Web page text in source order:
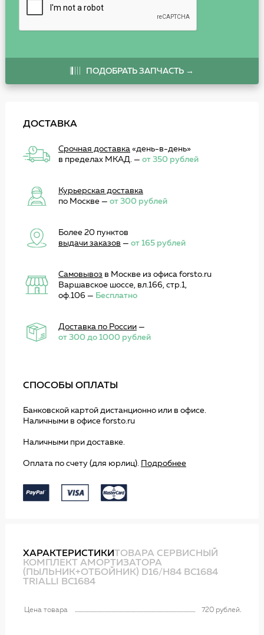
ПОДОБРАТЬ ЗАПЧАСТЬ →
ДОСТАВКА
Срочная доставка«день-в-день»
в пределах МКАД. — от 350 рублей
Курьерская доставка
по Москве — от 300 рублей
Более 20 пунктов
выдачи заказов — от 165 рублей
Самовывоз в Москве из офиса forsto.ru
Варшавское шоссе, вл.166, стр.1,
оф.106 — Бесплатно
Доставка по России—
от 300 до 1000 рублей
СПОСОБЫ ОПЛАТЫ
Банковской картой дистанционно или в офисе.
Наличными в офисе forsto.ru
Наличными при доставке.
Оплата по счету (для юрлиц). Подробнее
ХАРАКТЕРИСТИКИТОВАРА СЕРВИСНЫЙ
КОМПЛЕКТ АМОРТИЗАТОРА
(ПЫЛЬНИК+ОТБОЙНИК) D16/H84 BC1684
TRIALLI BC1684
Цена товара 720 рублей